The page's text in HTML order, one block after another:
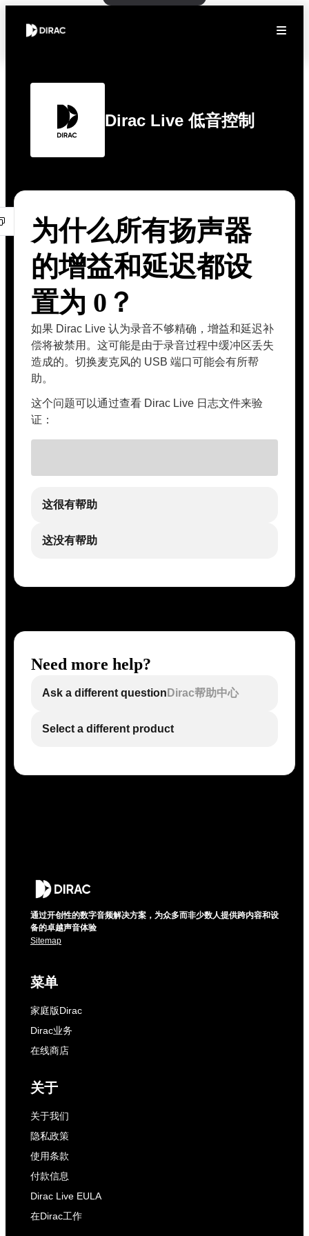
Dirac Live 低音控制
为什么所有扬声器
的增益和延迟都设
置为 0？
如果 Dirac Live 认为录音不够精确，增益和延迟补
偿将被禁用。这可能是由于录音过程中缓冲区丢失
造成的。切换麦克风的 USB 端口可能会有所帮
助。
这个问题可以通过查看 Dirac Live 日志文件来验
证：
这很有帮助
这没有帮助
Need more help?
Ask a different question Dirac帮助中心
Select a different product
通过开创性的数字音频解决方案，为众多而非少数人提供跨内容和设
备的卓越声音体验
Sitemap
菜单
家庭版Dirac
Dirac业务
在线商店
关于
关于我们
隐私政策
使用条款
付款信息
Dirac Live EULA
在Dirac工作